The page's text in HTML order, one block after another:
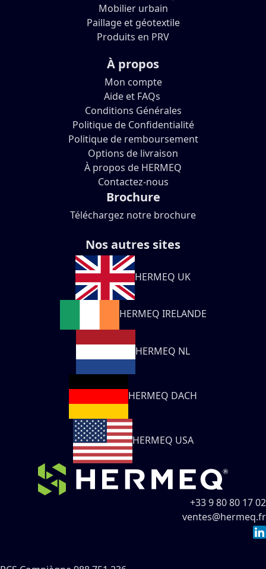
Mobilier urbain
Paillage et géotextile
Produits en PRV
À propos
Mon compte
Aide et FAQs
Conditions Générales
Politique de Confidentialité
Politique de remboursement
Options de livraison
À propos de HERMEQ
Contactez-nous
Brochure
Téléchargez notre brochure
Nos autres sites
HERMEQ UK
HERMEQ IRELANDE
HERMEQ NL
HERMEQ DACH
HERMEQ USA
+33 9 80 80 17 02
ventes@hermeq.fr